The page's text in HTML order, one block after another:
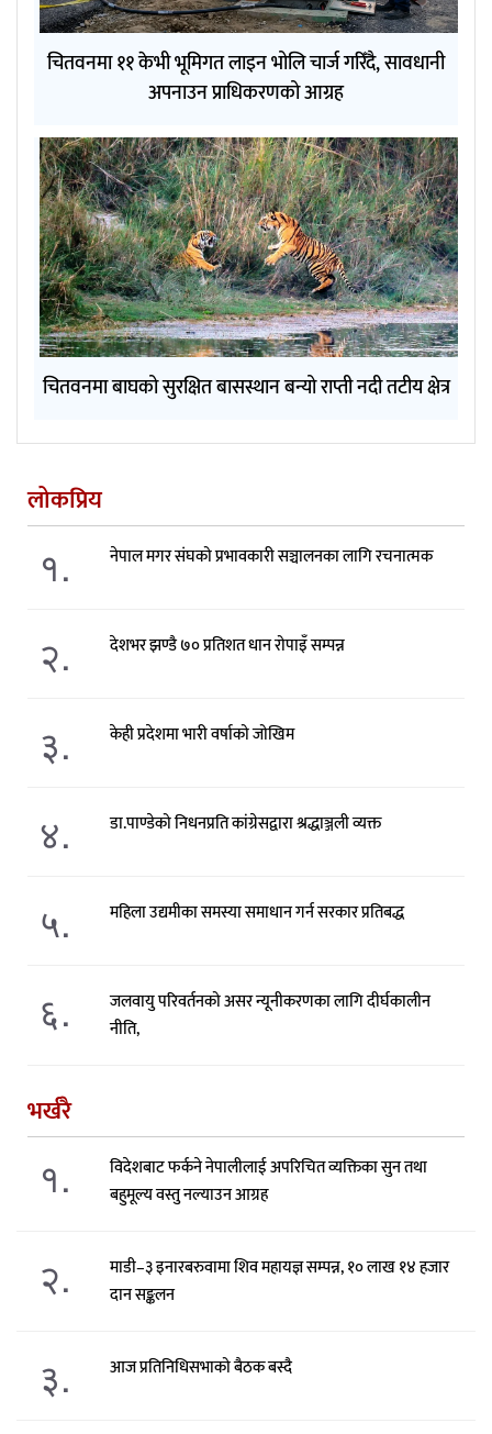
चितवनमा ११ केभी भूमिगत लाइन भोलि चार्ज गरिँदै, सावधानी
अपनाउन प्राधिकरणको आग्रह
चितवनमा बाघको सुरक्षित बासस्थान बन्यो राप्ती नदी तटीय क्षेत्र
लोकप्रिय
१. नेपाल मगर संघको प्रभावकारी सञ्चालनका लागि रचनात्मक
२. देशभर झण्डै ७० प्रतिशत धान रोपाइँ सम्पन्न
३. केही प्रदेशमा भारी वर्षाको जोखिम
४. डा.पाण्डेको निधनप्रति कांग्रेसद्वारा श्रद्धाञ्जली व्यक्त
५. महिला उद्यमीका समस्या समाधान गर्न सरकार प्रतिबद्ध
६.
जलवायु परिवर्तनको असर न्यूनीकरणका लागि दीर्घकालीन
नीति,
भर्खरै
१.
विदेशबाट फर्कने नेपालीलाई अपरिचित व्यक्तिका सुन तथा
बहुमूल्य वस्तु नल्याउन आग्रह
२.
माडी–३ इनारबरुवामा शिव महायज्ञ सम्पन्न, १० लाख १४ हजार
दान सङ्कलन
३. आज प्रतिनिधिसभाको बैठक बस्दै